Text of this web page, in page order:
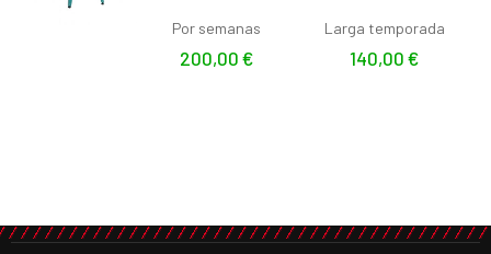
Por semanas
200,00 €
Larga temporada
140,00 €